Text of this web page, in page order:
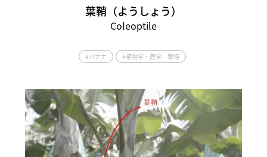
葉鞘（ようしょう）
Coleoptile
#バナナ #植物学・農学 栽培